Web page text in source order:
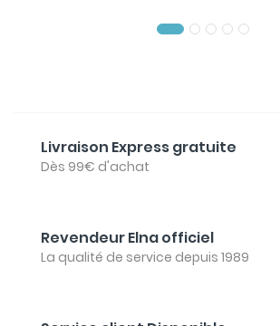
Livraison Express gratuite
Dès 99€ d'achat
Revendeur Elna officiel
La qualité de service depuis 1989